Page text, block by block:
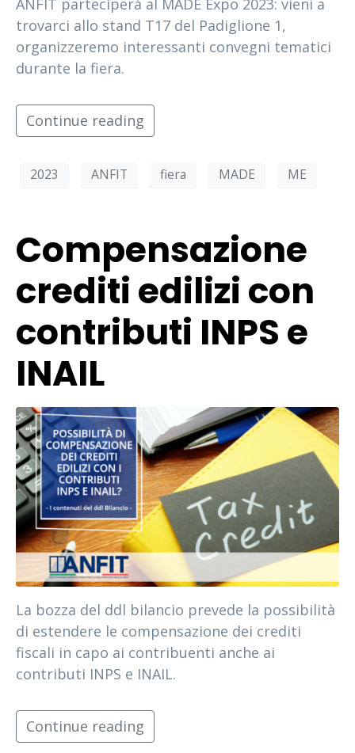
trovarci allo stand T17 del Padiglione 1,
organizzeremo interessanti convegni tematici
durante la fiera.
Continue reading
2023 ANFIT fiera MADE ME
Compensazione
crediti edilizi con
contributi INPS e
INAIL
La bozza del ddl bilancio prevede la possibilità
di estendere le compensazione dei crediti
fiscali in capo ai contribuenti anche ai
contributi INPS e INAIL.
Continue reading